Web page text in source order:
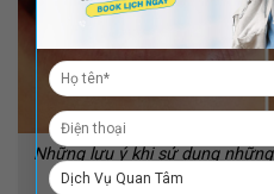
Những lưu ý khi sử dụng